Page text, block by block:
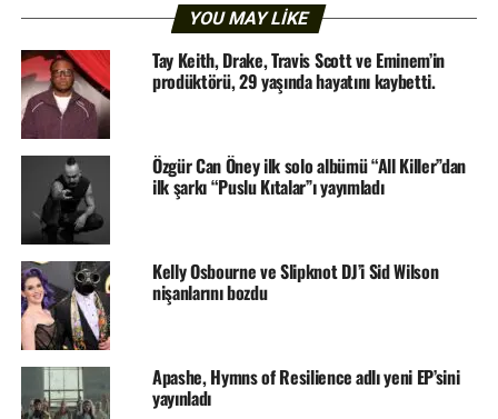
YOU MAY LIKE
Tay Keith, Drake, Travis Scott ve Eminem’in
prodüktörü, 29 yaşında hayatını kaybetti.
Özgür Can Öney ilk solo albümü “All Killer”dan
ilk şarkı “Puslu Kıtalar”ı yayımladı
Kelly Osbourne ve Slipknot DJ’i Sid Wilson
nişanlarını bozdu
Apashe, Hymns of Resilience adlı yeni EP’sini
yayınladı